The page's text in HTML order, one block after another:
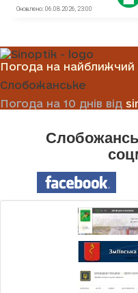
Погода на найближчий
Слобожанське
Погода на 10 днів від